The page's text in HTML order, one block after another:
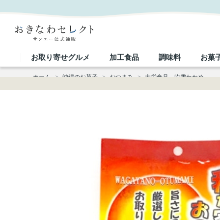
お取り寄せグルメ 加工食品 調味料 お菓
ホーム > 沖縄のお菓子 > おつまみ > 大栄食品 吹雪わかめ